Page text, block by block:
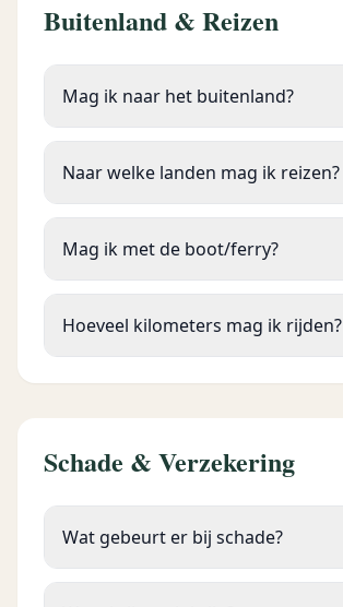
Buitenland & Reizen
Mag ik naar het buitenland?
Naar welke landen mag ik reizen?
Mag ik met de boot/ferry?
Hoeveel kilometers mag ik rijden?
Schade & Verzekering
Wat gebeurt er bij schade?